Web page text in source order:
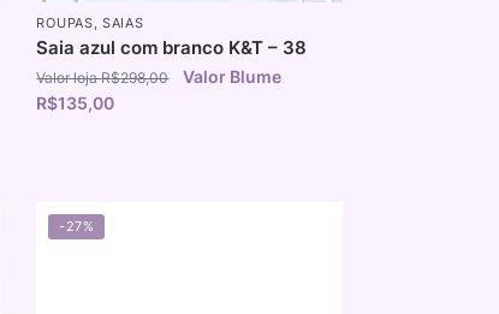
ROUPAS,SAIAS
Saia azul com branco K&T – 38
R$298,00
R$135,00
-27%